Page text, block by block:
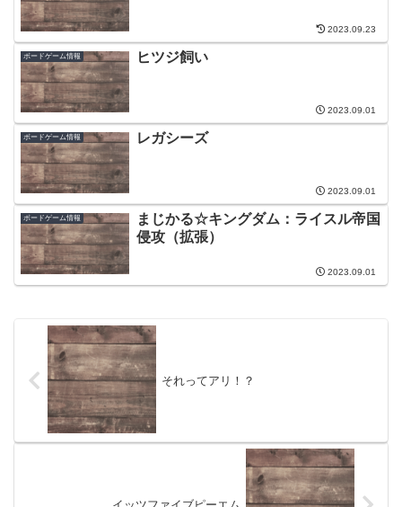
2023.09.23
ボードゲーム情報 ヒツジ飼い
2023.09.01
ボードゲーム情報 レガシーズ
2023.09.01
ボードゲーム情報
まじかる☆キングダム：ライスル帝国
侵攻（拡張）
2023.09.01
それってアリ！？